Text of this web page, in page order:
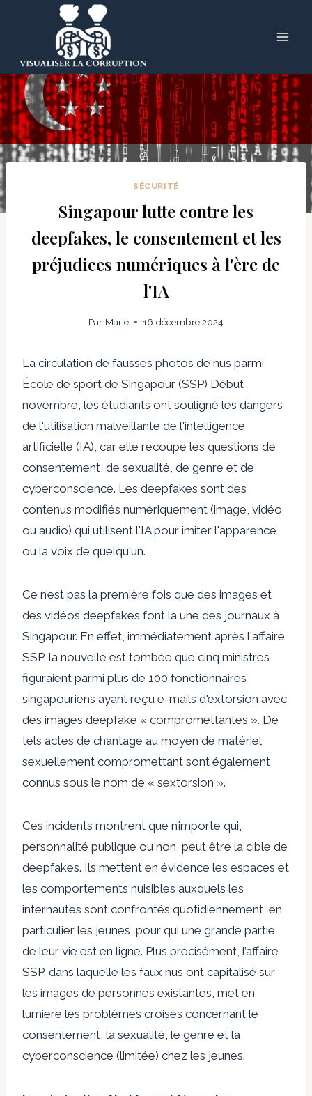
SÉCURITÉ
Singapour lutte contre les
deepfakes, le consentement et les
préjudices numériques à l'ère de
l'IA
Par Marie 16 décembre 2024
La circulation de fausses photos de nus parmi
École de sport de Singapour (SSP) Début
novembre, les étudiants ont souligné les dangers
de l'utilisation malveillante de l'intelligence
artificielle (IA), car elle recoupe les questions de
consentement, de sexualité, de genre et de
cyberconscience. Les deepfakes sont des
contenus modifiés numériquement (image, vidéo
ou audio) qui utilisent l'IA pour imiter l'apparence
ou la voix de quelqu'un.
Ce n’est pas la première fois que des images et
des vidéos deepfakes font la une des journaux à
Singapour. En effet, immédiatement après l'affaire
SSP, la nouvelle est tombée que cinq ministres
figuraient parmi plus de 100 fonctionnaires
singapouriens ayant reçu e-mails d'extorsion avec
des images deepfake « compromettantes ». De
tels actes de chantage au moyen de matériel
sexuellement compromettant sont également
connus sous le nom de « sextorsion ».
Ces incidents montrent que n’importe qui,
personnalité publique ou non, peut être la cible de
deepfakes. Ils mettent en évidence les espaces et
les comportements nuisibles auxquels les
internautes sont confrontés quotidiennement, en
particulier les jeunes, pour qui une grande partie
de leur vie est en ligne. Plus précisément, l’affaire
SSP, dans laquelle les faux nus ont capitalisé sur
les images de personnes existantes, met en
lumière les problèmes croisés concernant le
consentement, la sexualité, le genre et la
cyberconscience (limitée) chez les jeunes.